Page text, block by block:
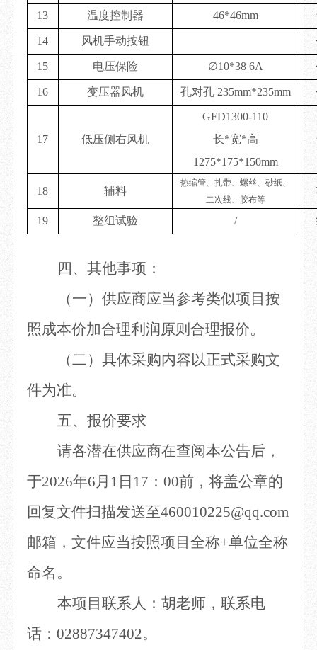
13 温度控制器 46*46mm
14 风机手动按钮
15 电压保险 ∅10*38 6A
16 变压器风机 孔对孔 235mm*235mm
17 低压侧右风机
GFD1300-110
长*宽*高
1275*175*150mm
18 辅料
热缩管、扎带、螺丝、砂纸、
二次线、胶布等
19 整组试验 /
四、其他事项：
（一）供应商应当参考类似项目按
照成本价加合理利润原则合理报价。
（二）具体采购内容以正式采购文
件为准。
五、报价要求
请各潜在供应商在查阅本公告后，
于2026年6月 1 日 17：00前，将盖公章的
回复文件扫描发送至460010225@qq.com
邮箱，文件应当按照项目全称+单位全称
命名。
本项目联系人： 胡老师，联系电
话： 02887347402。